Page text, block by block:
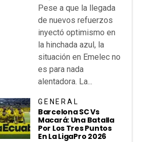
Pese a que la llegada
de nuevos refuerzos
inyectó optimismo en
la hinchada azul, la
situación en Emelec no
es para nada
alentadora. La...
GENERAL
Barcelona SC Vs
Macará: Una Batalla
Por Los Tres Puntos
En La LigaPro 2026